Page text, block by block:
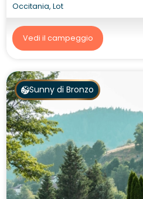
Occitania, Lot
Vedi il campeggio
Sunny di Bronzo